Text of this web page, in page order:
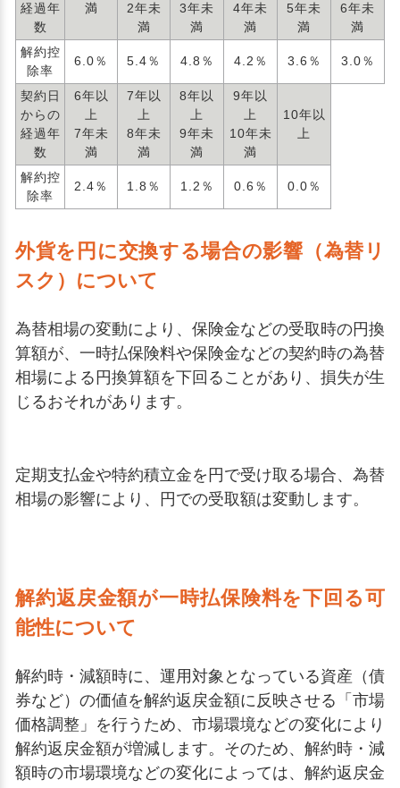
経過年
数
満
2年未
満
3年未
満
4年未
満
5年未
満
6年未
満
解約控
除率
6.0％ 5.4％ 4.8％ 4.2％ 3.6％ 3.0％
契約日
からの
経過年
数
6年以
上
7年未
満
7年以
上
8年未
満
8年以
上
9年未
満
9年以
上
10年未
満
10年以
上
解約控
除率
2.4％ 1.8％ 1.2％ 0.6％ 0.0％
外貨を円に交換する場合の影響（為替リ
スク）について
為替相場の変動により、保険金などの受取時の円換
算額が、一時払保険料や保険金などの契約時の為替
相場による円換算額を下回ることがあり、損失が生
じるおそれがあります。
定期支払金や特約積立金を円で受け取る場合、為替
相場の影響により、円での受取額は変動します。
解約返戻金額が一時払保険料を下回る可
能性について
解約時・減額時に、運用対象となっている資産（債
券など）の価値を解約返戻金額に反映させる「市場
価格調整」を行うため、市場環境などの変化により
解約返戻金額が増減します。そのため、解約時・減
額時の市場環境などの変化によっては、解約返戻金